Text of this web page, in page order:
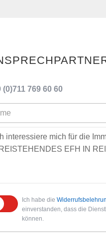
(0)711 769 60 60
Ich habe die
einverstanden, dass die
können.